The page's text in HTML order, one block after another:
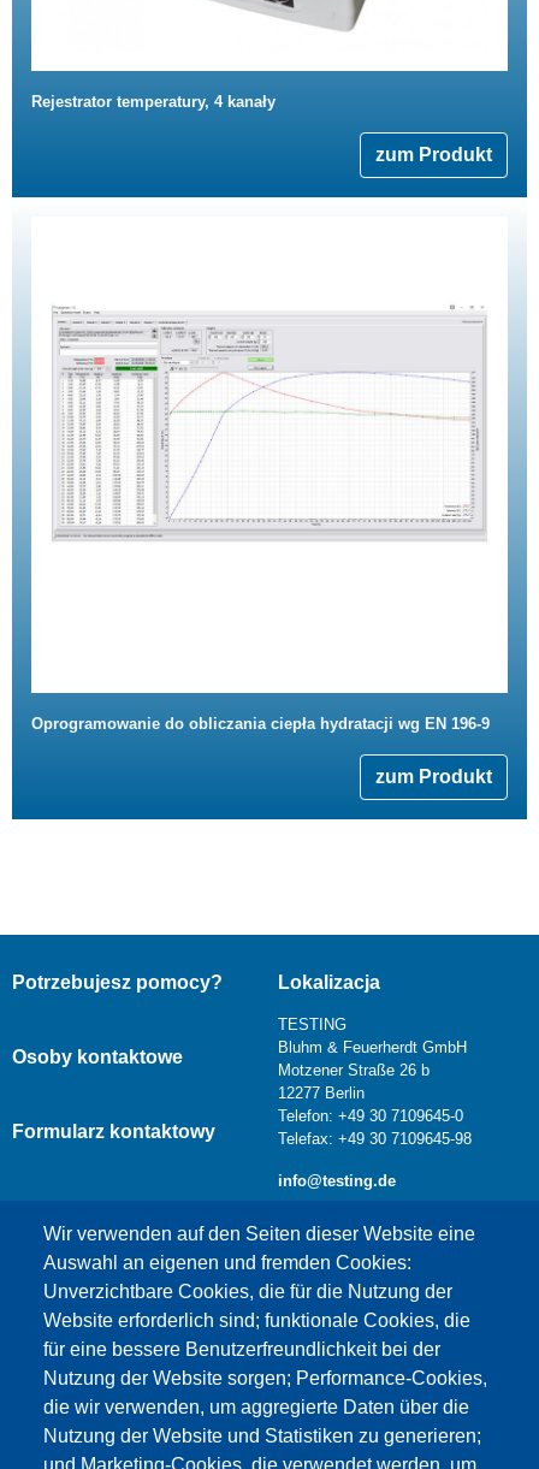
Rejestrator temperatury, 4 kanały
zum Produkt
Oprogramowanie do obliczania ciepła hydratacji wg EN 196-9
zum Produkt
Wir verwenden auf den Seiten dieser Website eine
Auswahl an eigenen und fremden Cookies:
Unverzichtbare Cookies, die für die Nutzung der
Website erforderlich sind; funktionale Cookies, die
für eine bessere Benutzerfreundlichkeit bei der
Nutzung der Website sorgen; Performance-Cookies,
die wir verwenden, um aggregierte Daten über die
Nutzung der Website und Statistiken zu generieren;
Potrzebujesz pomocy?
Osoby kontaktowe
Formularz kontaktowy
Lokalizacja
TESTING
Bluhm & Feuerherdt GmbH
Motzener Straße 26 b
12277 Berlin
Telefon: +49 30 7109645-0
Telefax: +49 30 7109645-98
info@testing.de
Dieser Inhalt ist blockiert, da die Google Maps
Cookies nicht akzeptiert wurden.